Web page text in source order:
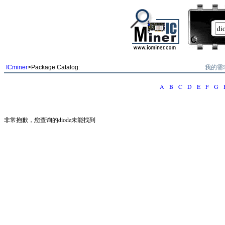
ICminer>Package Catalog: 我的需
A B C D E F G
非常抱歉，您查询的diode未能找到